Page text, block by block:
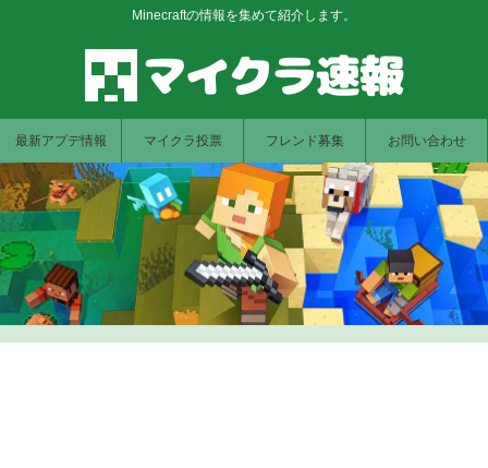
Minecraftの情報を集めて紹介します。
最新アプデ情報 マイクラ投票 フレンド募集 お問い合わせ